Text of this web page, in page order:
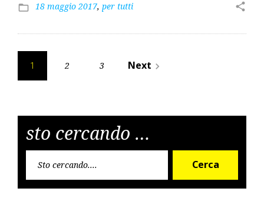
folder_open 18 maggio 2017, per tutti share
Paginazione
degli
1 2 3 Next navigate_next
sto cercando …
Cerca